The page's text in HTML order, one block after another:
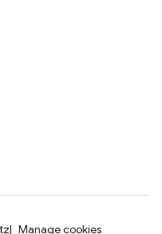
Manage cookies